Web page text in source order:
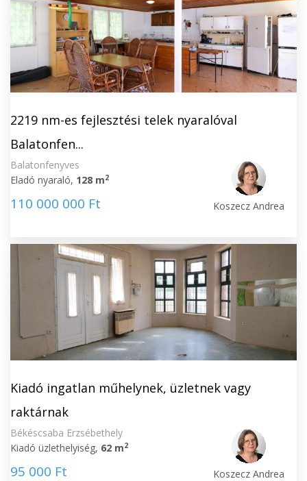
2219 nm-es fejlesztési telek nyaralóval
Balatonfen...
Balatonfenyves
Eladó nyaraló, 128 m2
110 000 000 Ft Koszecz Andrea
Kiadó ingatlan műhelynek, üzletnek vagy
raktárnak
Békéscsaba Erzsébethely
Kiadó üzlethelyiség, 62 m2
95 000 Ft Koszecz Andrea